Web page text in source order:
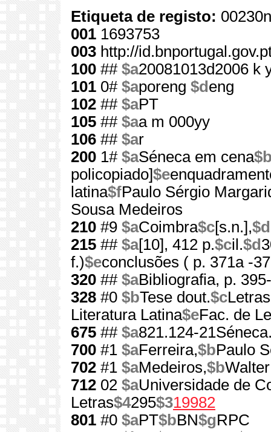
Etiqueta de registo:
001 1693753
003 http://
100 ## $a20081013d2006 k
101 0# $aporeng $d eng
102 ## $aPT
105 ## $aa m 000yy
106 ## $ar
200 1# $aSéneca em cena
policopiado]$e
latina$fPaulo Sérgio
Sousa Medeiros
210 #9 $aCoimbra$c[s.n.],$d
215 ## $a[10], 412 p.$cil.$d
f.)$econclusões ( p. 371a -
320 ## $aBibliografia, p.
328 #0 $bTese dout.$c
Literatura Latina$eFac. de
675 ## $a821.124-
700 #1 $aFerreira,$bPaulo
702 #1 $aMedeiros,$b
712 02 $aUniversidade de
Letras$4295$319982
801 #0 $aPT$bBN$gRPC